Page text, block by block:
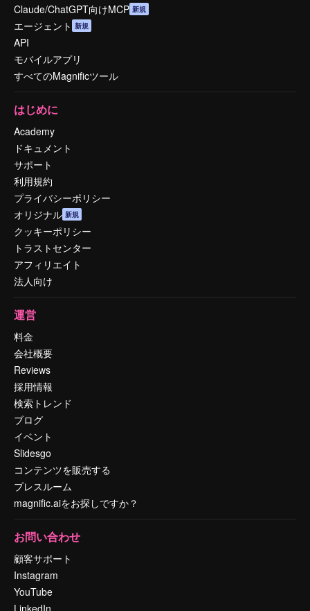
Claude/ChatGPT向けMCP 新規
エージェント 新規
API
モバイルアプリ
すべてのMagnificツール
はじめに
Academy
ドキュメント
サポート
利用規約
プライバシーポリシー
オリジナル 新規
クッキーポリシー
トラストセンター
アフィリエイト
法人向け
運営
料金
会社概要
Reviews
採用情報
検索トレンド
ブログ
イベント
Slidesgo
コンテンツを販売する
プレスルーム
magnific.aiをお探しですか？
お問い合わせ
顧客サポート
Instagram
YouTube
LinkedIn